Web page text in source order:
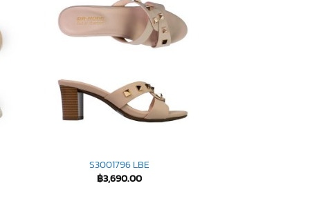
S3001796 LBE
฿3,690.00